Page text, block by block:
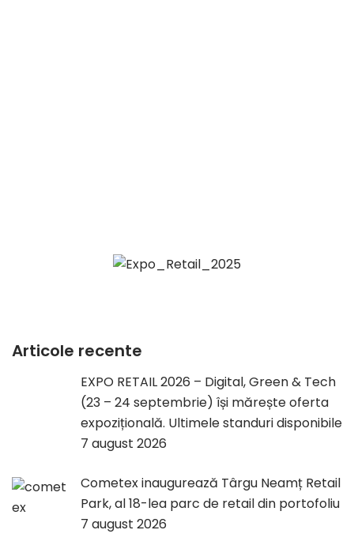
Articole recente
EXPO RETAIL 2026 – Digital, Green & Tech
(23 – 24 septembrie) își mărește oferta
expozițională. Ultimele standuri disponibile
7 august 2026
Cometex inaugurează Târgu Neamț Retail
Park, al 18-lea parc de retail din portofoliu
7 august 2026